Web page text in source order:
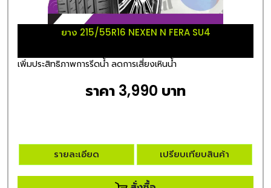
ยาง 215/55R16 NEXEN N FERA SU4
เพิ่มประสิทธิภาพการรีดน้ำ ลดการเสี่ยงเหินน้ำ
ราคา 3,990 บาท
รายละเอียด เปรียบเทียบสินค้า